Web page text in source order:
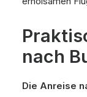
nach
Die Anreise